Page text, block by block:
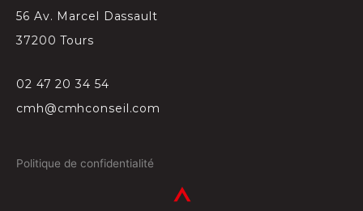
56 Av. Marcel Dassault
37200 Tours
02 47 20 34 54
cmh@cmhconseil.com
Politique de confidentialité